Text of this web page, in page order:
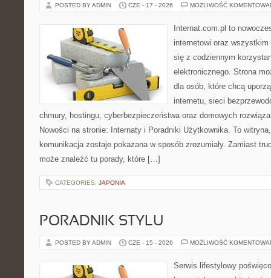
POSTED BY ADMIN CZE - 17 - 2026 MOŻLIWOŚĆ
Internat.com.pl to
internetowi oraz
się z codziennym
elektronicznego. Strona
dla osób, które chcą
internetu, sieci
chmury, hostingu, cyberbezpieczeństwa oraz domowych
Nowości na stronie: Internaty i Poradniki Użytkownika. To
komunikacja zostaje pokazana w sposób zrozumiały. Zamiast
może znaleźć tu porady, które […]
CATEGORIES: JAPONIA
PORADNIK STYLU
POSTED BY ADMIN CZE - 15 - 2026 MOŻLIWOŚĆ
Serwis lifestylowy